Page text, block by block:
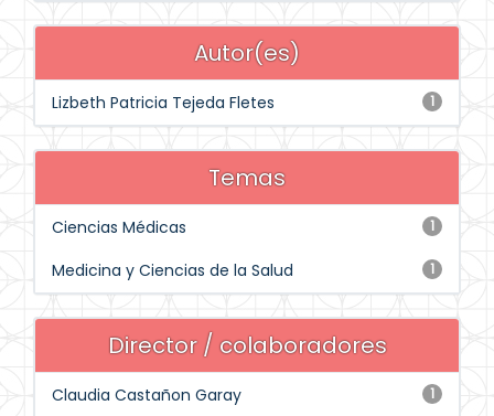
Autor(es)
1
Lizbeth Patricia Tejeda Fletes
Temas
1
Ciencias Médicas
1
Medicina y Ciencias de la Salud
Director / colaboradores
1
Claudia Castañon Garay